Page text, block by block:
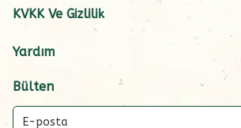
KVKK Ve Gizlilik
Yardım
Bülten